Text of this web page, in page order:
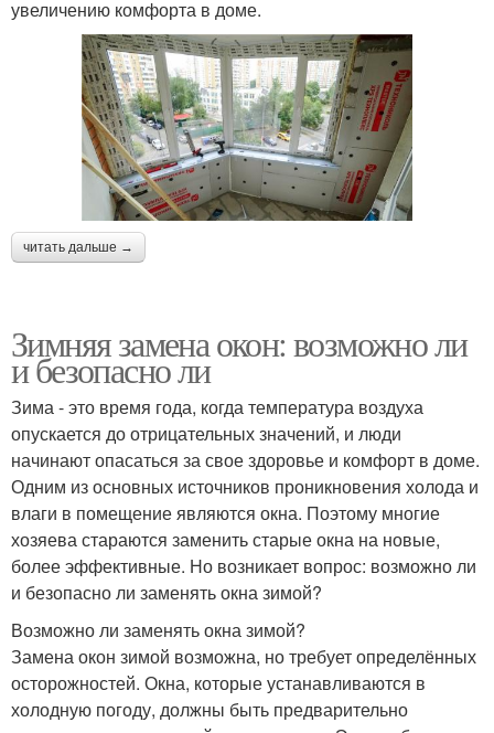
увеличению комфорта в доме.
читать дальше →
Зимняя замена окон: возможно ли
и безопасно ли
Зима - это время года, когда температура воздуха
опускается до отрицательных значений, и люди
начинают опасаться за свое здоровье и комфорт в доме.
Одним из основных источников проникновения холода и
влаги в помещение являются окна. Поэтому многие
хозяева стараются заменить старые окна на новые,
более эффективные. Но возникает вопрос: возможно ли
и безопасно ли заменять окна зимой?
Возможно ли заменять окна зимой?
Замена окон зимой возможна, но требует определённых
осторожностей. Окна, которые устанавливаются в
холодную погоду, должны быть предварительно